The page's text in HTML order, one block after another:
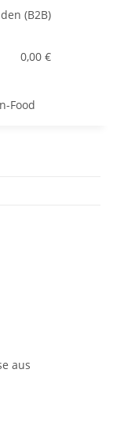
(B2B)
0,00 €
Food
aus